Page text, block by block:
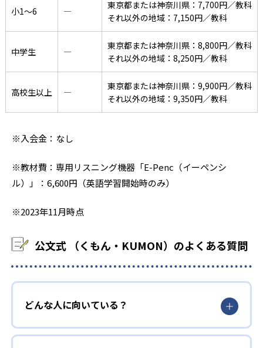
小1〜6 ―
東京都または神奈川県：7,700円／教科
それ以外の地域：7,150円／教科
中学生 ―
東京都または神奈川県：8,800円／教科
それ以外の地域：8,250円／教科
高校生以上 ―
東京都または神奈川県：9,900円／教科
それ以外の地域：9,350円／教科
※入会金：なし
※教材費：専用リスニング機器「E-Penc（イーペンシ
ル）」：6,600円（英語学習開始時のみ）
※2023年11月時点
公文式 （くもん・KUMON）のよくある質問
どんな人に向いている？